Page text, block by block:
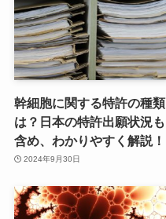
幹細胞に関する特許の種類
は？日本の特許出願状況も
含め、わかりやすく解説！
2024年9月30日